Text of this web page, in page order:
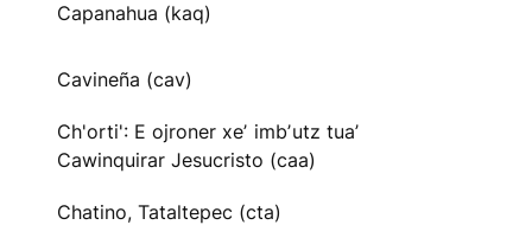
Capanahua (kaq)
Cavineña (cav)
Ch'orti': E ojroner xeʼ imbʼutz tuaʼ
Cawinquirar Jesucristo (caa)
Chatino, Tataltepec (cta)